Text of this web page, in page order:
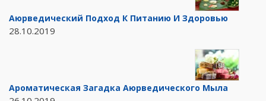
Аюрведический Подход К Питанию И Здоровью
28.10.2019
Ароматическая Загадка Аюрведического Мыла